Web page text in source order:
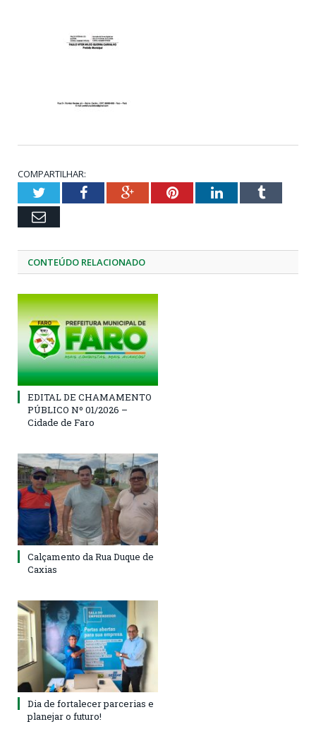
COMPARTILHAR:
TwitterFacebookGoogle+PinterestLinkedInTumblr
Email
CONTEÚDO RELACIONADO
EDITAL DE CHAMAMENTO
PÚBLICO Nº 01/2026 –
Cidade de Faro
Calçamento da Rua Duque de
Caxias
Dia de fortalecer parcerias e
planejar o futuro!